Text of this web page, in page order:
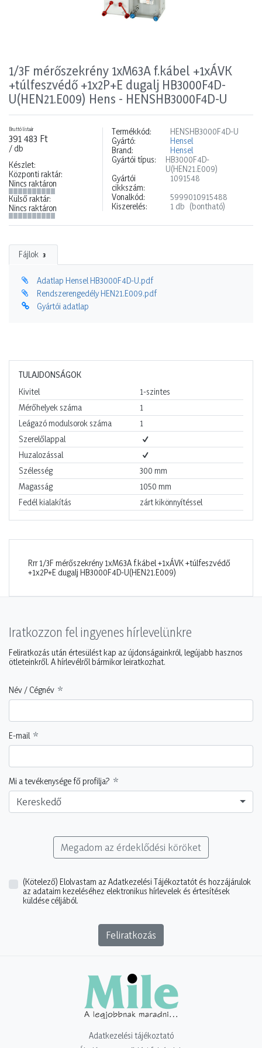
1/3F mérőszekrény 1xM63A f.kábel +1xÁVK
+túlfeszvédő +1x2P+E dugalj HB3000F4D-
U(HEN21.E009) Hens - HENSHB3000F4D-U
Bruttó listaár
391 483 Ft
/ db
Készlet:
Központi raktár:
Nincs raktáron
Külső raktár:
Nincs raktáron
Termékkód:
HENSHB3000F4D-U
Gyártó:
Hensel
Brand:
Hensel
Gyártói típus:
HB3000F4D-
U(HEN21.E009)
Gyártói
cikkszám:
1091548
Vonalkód:
5999010915488
Kiszerelés:
1 db (bontható)
Fájlok 3
Adatlap Hensel HB3000F4D-U.pdf
Rendszerengedély HEN21.E009.pdf
Gyártói adatlap
TULAJDONSÁGOK
Kivitel
1-szintes
Mérőhelyek száma
1
Leágazó modulsorok száma
1
Szerelőlappal
Huzalozással
Szélesség
300 mm
Magasság
1050 mm
Fedél kialakítás
zárt kikönnyítéssel
Rrr 1/3F mérőszekrény 1xM63A f.kábel +1xÁVK +túlfeszvédő
+1x2P+E dugalj HB3000F4D-U(HEN21.E009)
Iratkozzon fel ingyenes hírlevelünkre
Feliratkozás után értesülést kap az újdonságainkról, legújabb hasznos
ötleteinkről. A hírlevélről bármikor leiratkozhat.
Név / Cégnév
E-mail
Mi a tevékenysége fő profilja?
Kereskedő
Megadom az érdeklődési köröket
(Kötelező) Elolvastam az Adatkezelési Tájékoztatót és hozzájárulok
az adataim kezeléséhez elektronikus hírlevelek és értesítések
küldése céljából.
Feliratkozás
Adatkezelési tájékoztató